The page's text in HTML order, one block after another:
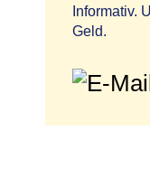
Informativ.
Geld.